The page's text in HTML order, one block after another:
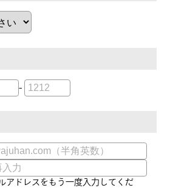
-
アドレスをもう一度入力してくだ